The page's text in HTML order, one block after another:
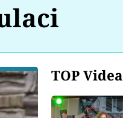
TOP Videa